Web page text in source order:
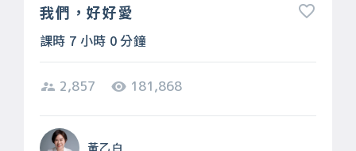
我們，好好愛
課時 7 小時 0 分鐘
2,857 181,868
黃乙白